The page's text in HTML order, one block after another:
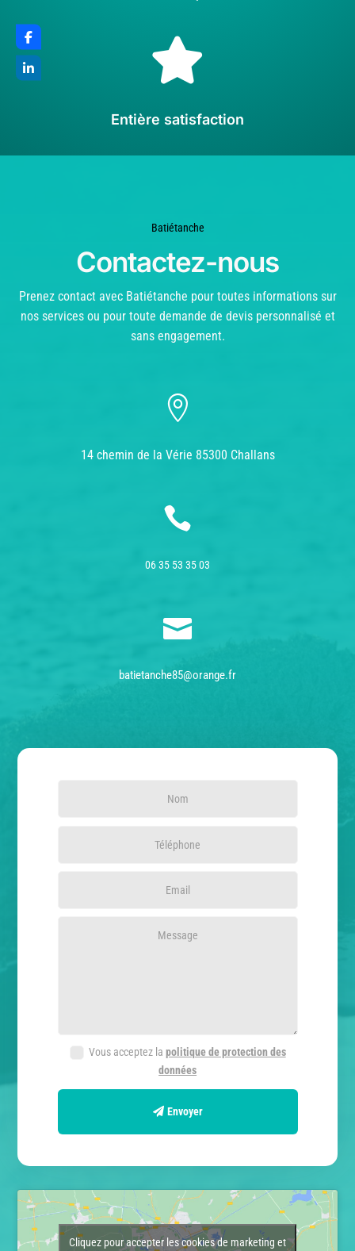

Entière satisfaction
Batiétanche
Contactez-nous
Prenez contact avec Batiétanche pour toutes informations sur
nos services ou pour toute demande de devis personnalisé et
sans engagement.

14 chemin de la Vérie 85300 Challans

06 35 53 35 03

batietanche85@orange.fr
Vous acceptez la politique de protection des
données
Envoyer
Cliquez pour accepter les cookies de marketing et